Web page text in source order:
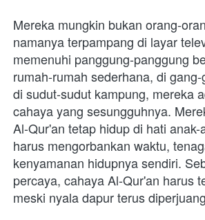
Mereka mungkin bukan orang-
namanya terpampang di layar
memenuhi panggung-panggung
rumah-rumah sederhana, di
di sudut-sudut kampung, mereka
cahaya yang sesungguhnya.
Al-Qur'an tetap hidup di hati anak-
harus mengorbankan waktu,
kenyamanan hidupnya sendiri.
percaya, cahaya Al-Qur'an harus
meski nyala dapur terus